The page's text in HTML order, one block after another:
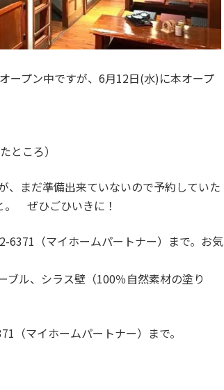
ープン中ですが、6月12日(水)に本オープ
ところ）
、まだ準備出来ていないので予約していた
。 ぜひごひいきに！
6371（マイホームパートナー）まで。お気
ブル、シラス壁（100％自然素材の塗り
（マイホームパートナー）まで。